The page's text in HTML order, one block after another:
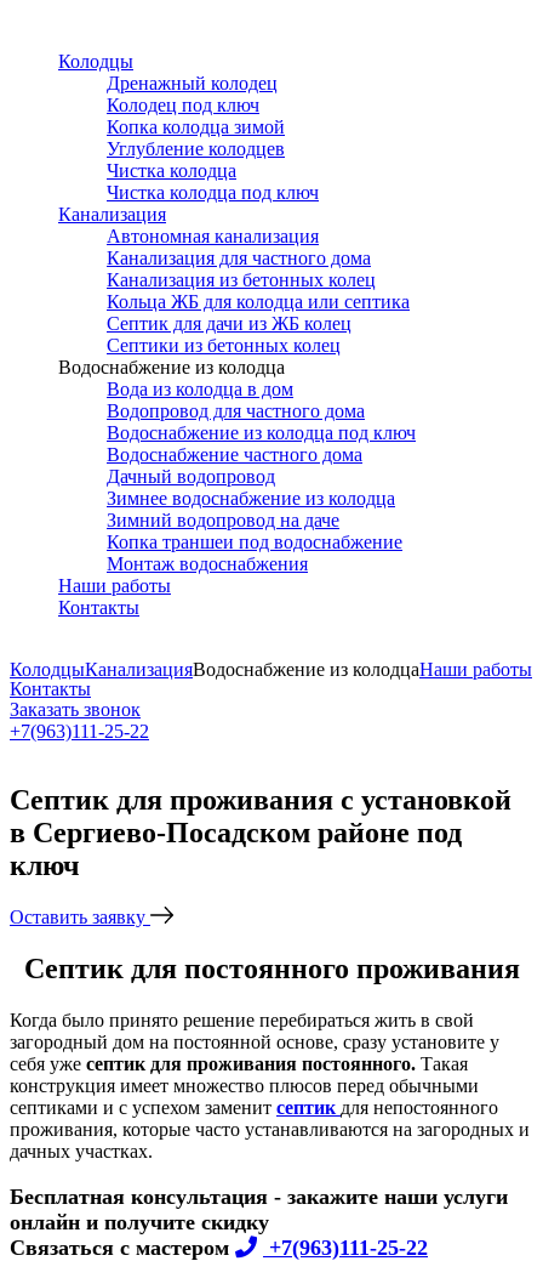
основному
содержанию
Колодцы
Дренажный колодец
Колодец под ключ
Копка колодца зимой
Углубление колодцев
Чистка колодца
Чистка колодца под ключ
Канализация
Автономная канализация
Канализация для частного дома
Канализация из бетонных колец
Кольца ЖБ для колодца или септика
Септик для дачи из ЖБ колец
Септики из бетонных колец
Водоснабжение из колодца
Вода из колодца в дом
Водопровод для частного дома
Водоснабжение из колодца под ключ
Водоснабжение частного дома
Дачный водопровод
Зимнее водоснабжение из колодца
Зимний водопровод на даче
Копка траншеи под водоснабжение
Монтаж водоснабжения
Наши работы
Контакты
КолодцыКанализацияВодоснабжение из колодцаНаши работы
Контакты
Заказать звонок
+7(963)111-25-22
Септик для проживания с установкой
в Сергиево-Посадском районе под
ключ
Оставить заявку
Септик для постоянного проживания
Когда было принято решение перебираться жить в свой
загородный дом на постоянной основе, сразу установите у
себя уже септик для проживания постоянного. Такая
конструкция имеет множество плюсов перед обычными
септиками и с успехом заменит септик для непостоянного
проживания, которые часто устанавливаются на загородных и
дачных участках.
Бесплатная консультация - закажите наши услуги
онлайн и получите скидку
Связаться с мастером
+7(963)111-25-22